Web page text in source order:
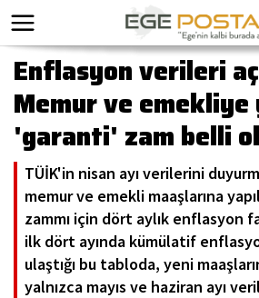
Enflasyon verileri
Memur ve emekliye
'garanti' zam belli
TÜİK'in nisan ayı verilerini
memur ve emekli maaşlarına
zammı için dört aylık enflasyon
ilk dört ayında kümülatif
ulaştığı bu tabloda, yeni
yalnızca mayıs ve haziran ayı